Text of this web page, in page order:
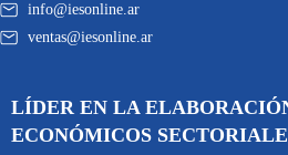
info@iesonline.ar
ventas@iesonline.ar
LÍDER EN LA
ECONÓMICOS